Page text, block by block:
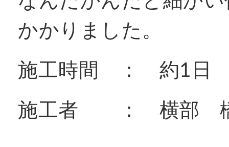
かかりました。
施工時間 ： 約1日
施工者 ： 横部